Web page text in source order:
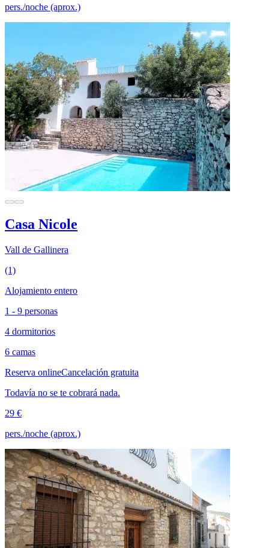
pers./noche (aprox.)
Casa Nicole
Vall de Gallinera
(1)
Alojamiento entero
1 - 9 personas
4 dormitorios
6 camas
Reserva onlineCancelación gratuita
Todavía no se te cobrará nada.
29 €
pers./noche (aprox.)